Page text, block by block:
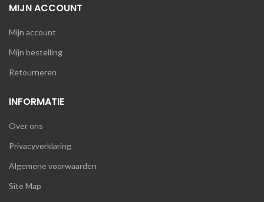
MIJN ACCOUNT
Mijn account
Mijn bestelling
Retourneren
INFORMATIE
Over ons
Privacyverklaring
Algemene voorwaarden
Site Map